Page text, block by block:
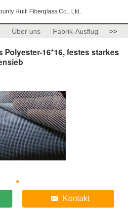
Huili Fiberglass Co., Ltd.
Über uns Fabrik-Ausflug >>
16*16, festes starkes
Kontakt